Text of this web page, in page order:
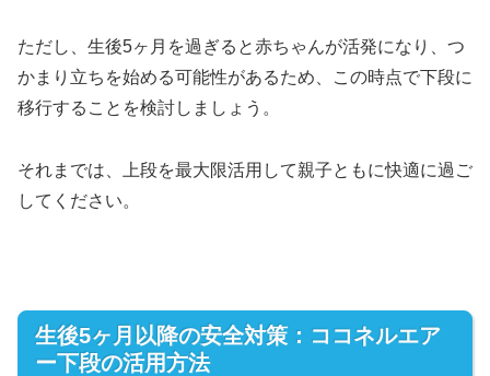
ただし、生後5ヶ月を過ぎると赤ちゃんが活発になり、つ
かまり立ちを始める可能性があるため、この時点で下段に
移行することを検討しましょう。
それまでは、上段を最大限活用して親子ともに快適に過ご
してください。
生後5ヶ月以降の安全対策：ココネルエア
ー下段の活用方法